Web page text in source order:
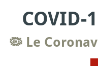
COVID-
🦠 Le